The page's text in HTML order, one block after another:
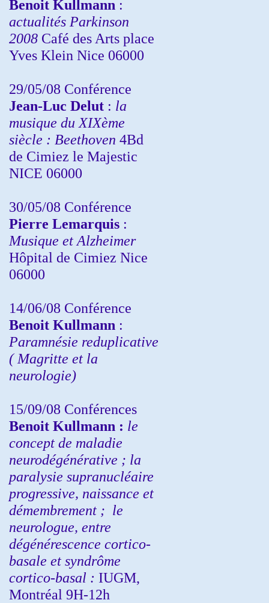
Benoit Kullmann :
actualités Parkinson
2008 Café des Arts place
Yves Klein Nice 06000
29/05/08 Conférence
Jean-Luc Delut : la
musique du XIXème
siècle : Beethoven 4Bd
de Cimiez le Majestic
NICE 06000
30/05/08 Conférence
Pierre Lemarquis :
Musique et Alzheimer
Hôpital de Cimiez Nice
06000
14/06/08 Conférence
Benoit Kullmann :
Paramnésie reduplicative
( Magritte et la
neurologie)
15/09/08 Conférences
Benoit Kullmann : le
concept de maladie
neurodégénérative ; la
paralysie supranucléaire
progressive, naissance et
démembrement ; le
neurologue, entre
dégénérescence cortico-
basale et syndrôme
cortico-basal : IUGM,
Montréal 9H-12h